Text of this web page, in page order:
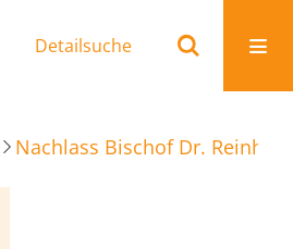
Detailsuche
Nachlass Bischof Dr.